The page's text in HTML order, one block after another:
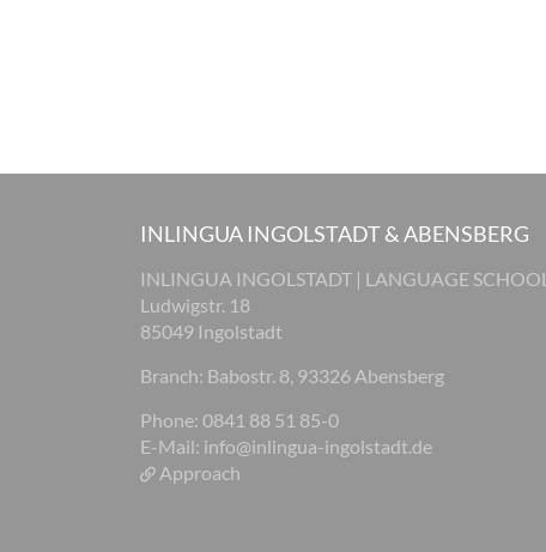
INLINGUA INGOLSTADT & ABENSBERG
INLINGUA INGOLSTADT | LANGUAGE SCHOOL
Ludwigstr. 18
85049 Ingolstadt
Branch: Babostr. 8, 93326 Abensberg
Phone: 0841 88 51 85-0
E-Mail: info@inlingua-ingolstadt.de
Approach